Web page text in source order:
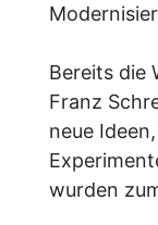
Bereits die
Franz
neue
wurden